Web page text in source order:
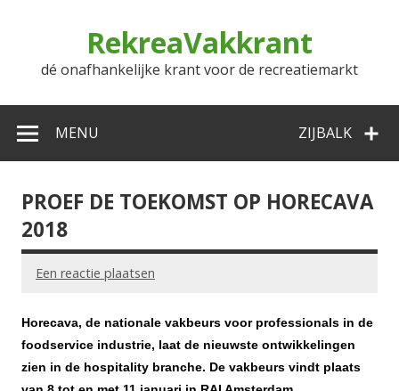
RekreaVakkrant
dé onafhankelijke krant voor de recreatiemarkt
ZIJBALK
MENU
PROEF DE TOEKOMST OP HORECAVA
2018
Een reactie plaatsen
Horecava, de nationale vakbeurs voor professionals in de
foodservice industrie, laat de nieuwste ontwikkelingen
zien in de hospitality branche. De vakbeurs vindt plaats